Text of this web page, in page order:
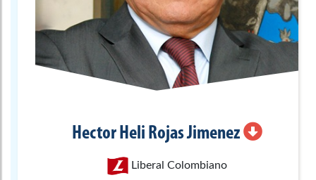
Hector Heli Rojas Jimenez
Liberal Colombiano